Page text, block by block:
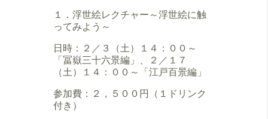
１．浮世絵レクチャー～浮世絵に触
ってみよう～
日時：２／３（土）１４：００～
「冨嶽三十六景編」、２／１７
（土）１４：００～「江戸百景編」
参加費：２，５００円（１ドリンク
付き）